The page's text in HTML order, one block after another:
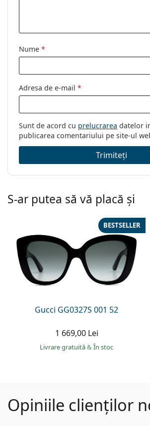
Nume *
Adresa de e-mail *
Sunt de acord cu prelucrarea datelor
publicarea comentariului pe site-ul
Trimiteți
S-ar putea să vă placă și
Gucci GG0327S 001 52
BESTSELLER
1 669,00 Lei
Livrare gratuită& În stoc
Opiniile clienților